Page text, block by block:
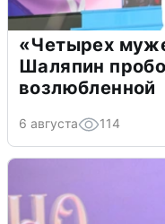
«Четырех
Шаляпин
возлюбленной
6 августа 114